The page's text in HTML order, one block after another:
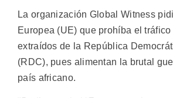
La organización Global Witness
Europea (UE) que prohíba el
extraídos de la República
(RDC), pues alimentan la brutal
país africano.